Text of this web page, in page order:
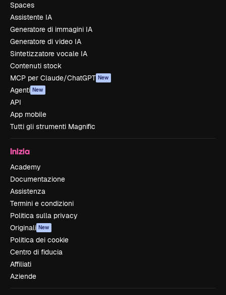
Spaces
Assistente IA
Generatore di immagini IA
Generatore di video IA
Sintetizzatore vocale IA
Contenuti stock
MCP per Claude/ChatGPT New
Agenti New
API
App mobile
Tutti gli strumenti Magnific
Inizia
Academy
Documentazione
Assistenza
Termini e condizioni
Politica sulla privacy
Originali New
Politica dei cookie
Centro di fiducia
Affiliati
Aziende